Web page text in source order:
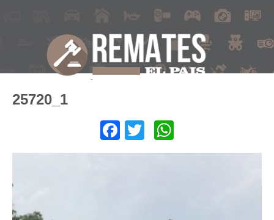
25720_1
Facebook
Twitter